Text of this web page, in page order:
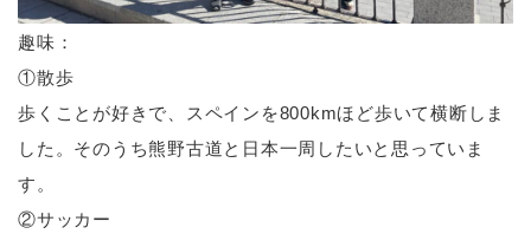
趣味：
①散歩
歩くことが好きで、スペインを800kmほど歩いて横断しま
した。そのうち熊野古道と日本一周したいと思っていま
す。
②サッカー